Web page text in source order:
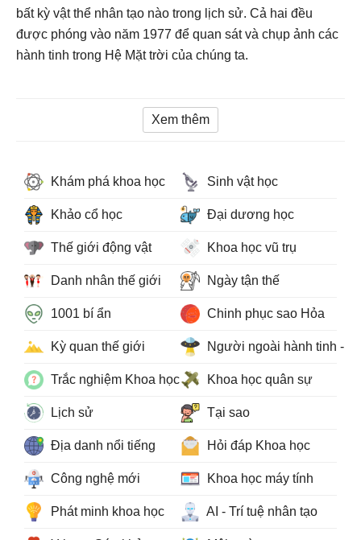
bất kỳ vật thể nhân tạo nào trong lịch sử. Cả hai đều
được phóng vào năm 1977 để quan sát và chụp ảnh các
hành tinh trong Hệ Mặt trời của chúng ta.
Xem thêm
Khám phá khoa học Sinh vật học
Khảo cổ học Đại dương học
Thế giới động vật Khoa học vũ trụ
Danh nhân thế giới Ngày tận thế
1001 bí ẩn Chinh phục sao Hỏa
Kỳ quan thế giới Người ngoài hành tinh -
Trắc nghiệm Khoa học Khoa học quân sự
Lịch sử Tại sao
Địa danh nổi tiếng Hỏi đáp Khoa học
Công nghệ mới Khoa học máy tính
Phát minh khoa học AI - Trí tuệ nhân tạo